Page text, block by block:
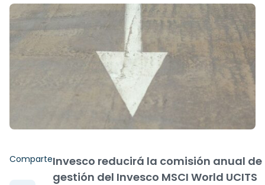
ComparteInvesco reducirá la comisión anual de
gestión del Invesco MSCI World UCITS